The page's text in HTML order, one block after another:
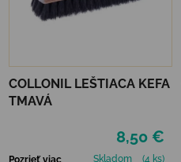
COLLONIL LEŠTIACA KEFA
TMAVÁ
8,50 €
Pozrieť viac Skladom (4 ks)